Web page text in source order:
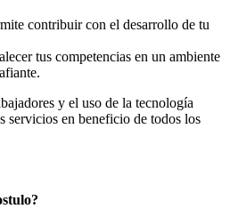
contribuir con el desarrollo de tu
tus competencias en un ambiente
y el uso de la tecnología
servicios en beneficio de todos los